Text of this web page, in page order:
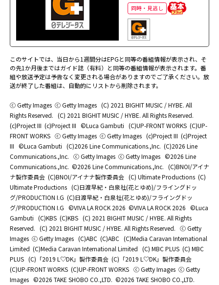
同時・見逃し
このサイトでは、当日から1週間分はEPGと同等の番組情報が表示され、そ
の先1か月後まではガイド誌（有料）と同等の番組情報が表示されます。番
組や放送予定は予告なく変更される場合がありますのでご了承ください。放
送が終了した番組は、自動的にリストから削除されます。
ⓒ Getty Images ⓒ Getty Images (C) 2021 BIGHIT MUSIC / HYBE. All
Rights Reserved. (C) 2021 BIGHIT MUSIC / HYBE. All Rights Reserved.
(c)Project III (c)Project III ©Luca Gambuti (C)UP-FRONT WORKS (C)UP-
FRONT WORKS ⓒ Getty Images ⓒ Getty Images (c)Project III (c)Project
III ©Luca Gambuti (C)2026 Line Communications.,Inc. (C)2026 Line
Communications.,Inc. ⓒ Getty Images ⓒ Getty Images ©2026 Line
Communications.,Inc. ©2026 Line Communications.,Inc. (C)BNOI/アイナ
ナ製作委員会 (C)BNOI/アイナナ製作委員会 (C) Ultimate Productions (C)
Ultimate Productions (C)日渡早紀・白泉社(花とゆめ)/フライングドッ
グ/PRODUCTION I.G (C)日渡早紀・白泉社(花とゆめ)/フライングドッ
グ/PRODUCTION I.G ©️VIVA LA ROCK 2026 ©️VIVA LA ROCK 2026 ©Luca
Gambuti (C)KBS (C)KBS (C) 2021 BIGHIT MUSIC / HYBE. All Rights
Reserved. (C) 2021 BIGHIT MUSIC / HYBE. All Rights Reserved. ⓒ Getty
Images ⓒ Getty Images (C)ABC (C)ABC (C)Media Caravan International
Limited (C)Media Caravan International Limited (C) MBC PLUS (C) MBC
PLUS (C)「2019 L♡DK」製作委員会 (C)「2019 L♡DK」製作委員会
(C)UP-FRONT WORKS (C)UP-FRONT WORKS ⓒ Getty Images ⓒ Getty
Images ©2026 TAKE SHOBO CO.,LTD. ©2026 TAKE SHOBO CO.,LTD.